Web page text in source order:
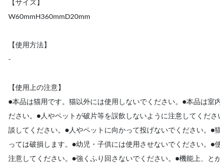
【サイズ】
W60mmH360mmD20mm
【使用方法】
-
【使用上の注意】
●本品は猫用です。猫以外には使用しないでください。●本品は室
ださい。●人やペットが破片等を誤飲しないように注意してくだ
談してください。●人やペットに向かって投げないでください。●
っては破損します。●幼児・子供には使用させないでください。●
注意してください。●強くふり回さないでください。●機能上、と